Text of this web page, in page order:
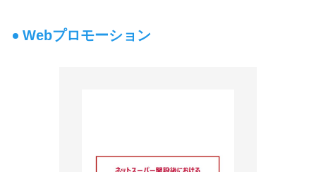
ポスティング広告
Webプロモーション